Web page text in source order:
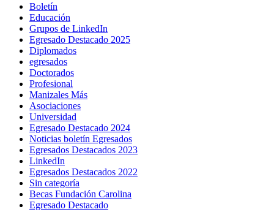
Boletín
Educación
Grupos de LinkedIn
Egresado Destacado 2025
Diplomados
egresados
Doctorados
Profesional
Manizales Más
Asociaciones
Universidad
Egresado Destacado 2024
Noticias boletín Egresados
Egresados Destacados 2023
LinkedIn
Egresados Destacados 2022
Sin categoría
Becas Fundación Carolina
Egresado Destacado